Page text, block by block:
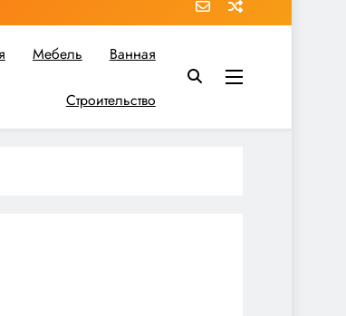
все необходимое для реализации своих идей!
Мебель Ванная
Строительство